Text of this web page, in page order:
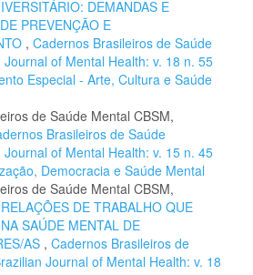
DEMANDAS E
PREVENÇÃO E
, Cadernos Brasileiros de Saúde
Journal of Mental Health: v. 18 n. 55
Especial - Arte, Cultura e Saúde
de Saúde Mental CBSM,
Brasileiros de Saúde
Journal of Mental Health: v. 15 n. 45
Democracia e Saúde Mental
de Saúde Mental CBSM,
DE TRABALHO QUE
SAÚDE MENTAL DE
AS , Cadernos Brasileiros de
Journal of Mental Health: v. 18